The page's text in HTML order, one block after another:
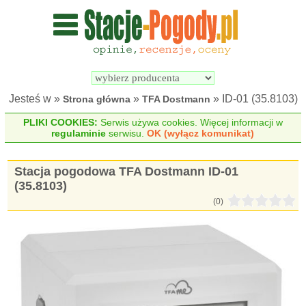
Wyszukiwarka
pogodowych
Jesteś w » Strona główna» TFA Dostmann » ID-01 (35.8103)
PLIKI COOKIES: Serwis używa cookies. Więcej informacji w
regulaminie serwisu.OK (wyłącz komunikat)
Stacja pogodowa TFA Dostmann ID-01
(35.8103)
(0)